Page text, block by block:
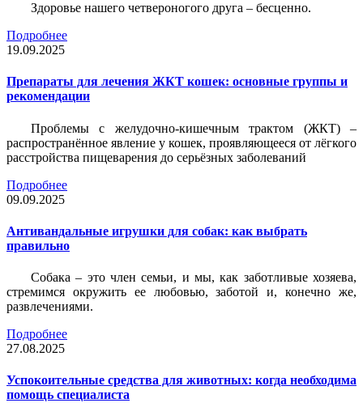
Здоровье нашего четвероногого друга – бесценно.
Подробнее
19.09.2025
Препараты для лечения ЖКТ кошек: основные группы и
рекомендации
Проблемы с желудочно-кишечным трактом (ЖКТ) –
распространённое явление у кошек, проявляющееся от лёгкого
расстройства пищеварения до серьёзных заболеваний
Подробнее
09.09.2025
Антивандальные игрушки для собак: как выбрать
правильно
Собака – это член семьи, и мы, как заботливые хозяева,
стремимся окружить ее любовью, заботой и, конечно же,
развлечениями.
Подробнее
27.08.2025
Успокоительные средства для животных: когда необходима
помощь специалиста